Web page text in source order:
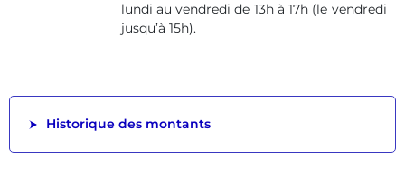
lundi au vendredi de 13h à 17h (le vendredi
jusqu’à 15h).
Historique des montants